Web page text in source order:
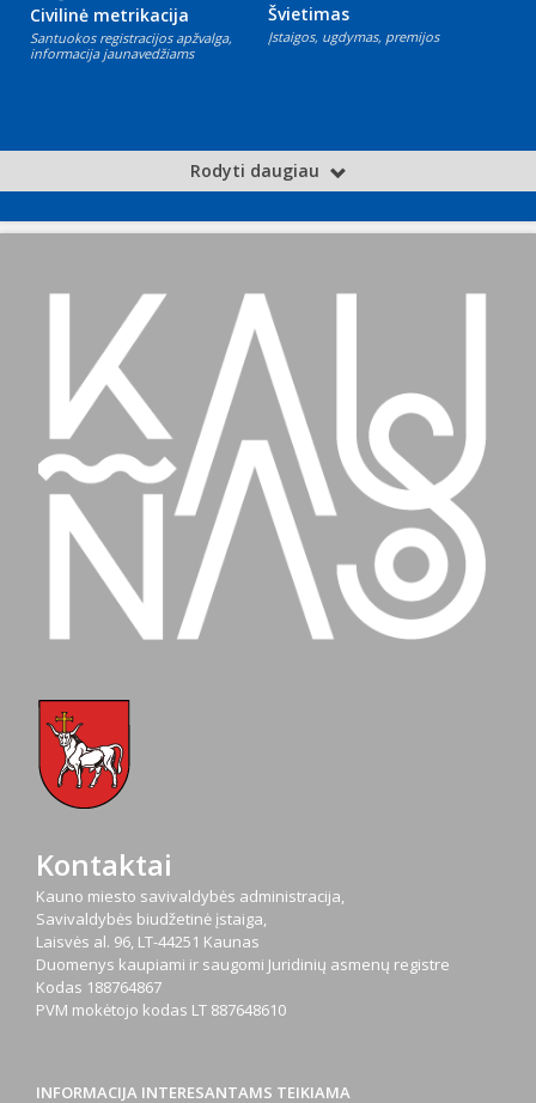
Civilinė metrikacija
Santuokos registracijos apžvalga,
informacija jaunavedžiams
Švietimas
Įstaigos, ugdymas, premijos
Rodyti daugiau
Kontaktai
Kauno miesto savivaldybės administracija,
Savivaldybės biudžetinė įstaiga,
Laisvės al. 96, LT-44251 Kaunas
Duomenys kaupiami ir saugomi Juridinių asmenų registre
Kodas 188764867
PVM mokėtojo kodas LT 887648610
INFORMACIJA INTERESANTAMS TEIKIAMA